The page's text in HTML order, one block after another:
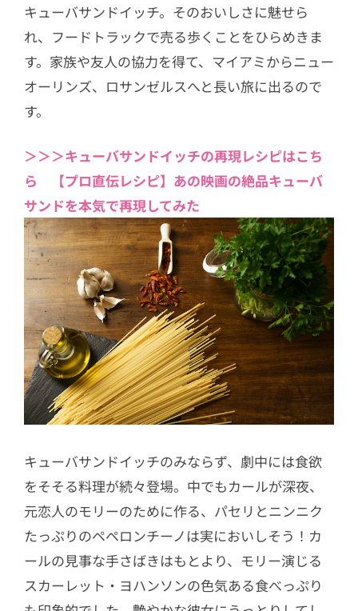
キューバサンドイッチ。そのおいしさに魅せら
れ、フードトラックで売る歩くことをひらめきま
す。家族や友人の協力を得て、マイアミからニュー
オーリンズ、ロサンゼルスへと長い旅に出るので
す。
＞＞＞キューバサンドイッチの再現レシピはこち
ら 【プロ直伝レシピ】あの映画の絶品キューバ
サンドを本気で再現してみた
キューバサンドイッチのみならず、劇中には食欲
をそそる料理が続々登場。中でもカールが深夜、
元恋人のモリーのために作る、パセリとニンニク
たっぷりのペペロンチーノは実においしそう！カ
ールの見事な手さばきはもとより、モリー演じる
スカーレット・ヨハンソンの色気ある食べっぷり